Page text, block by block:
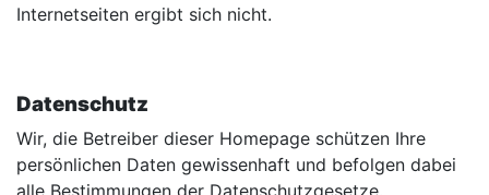
Internetseiten ergibt sich nicht.
Datenschutz
Wir, die Betreiber dieser Homepage schützen Ihre
persönlichen Daten gewissenhaft und befolgen dabei
alle Bestimmungen der Datenschutzgesetze.